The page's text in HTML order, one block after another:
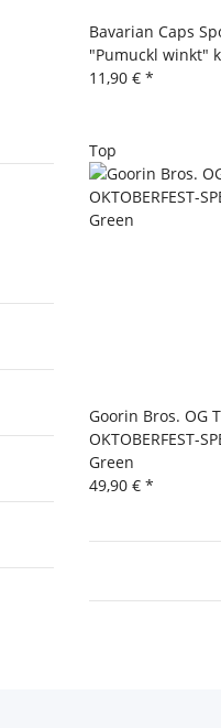
Bavarian Caps
"Pumuckl winkt"
11,90 € *
Top
Goorin Bros. OG
OKTOBERFEST-
Green
49,90 € *